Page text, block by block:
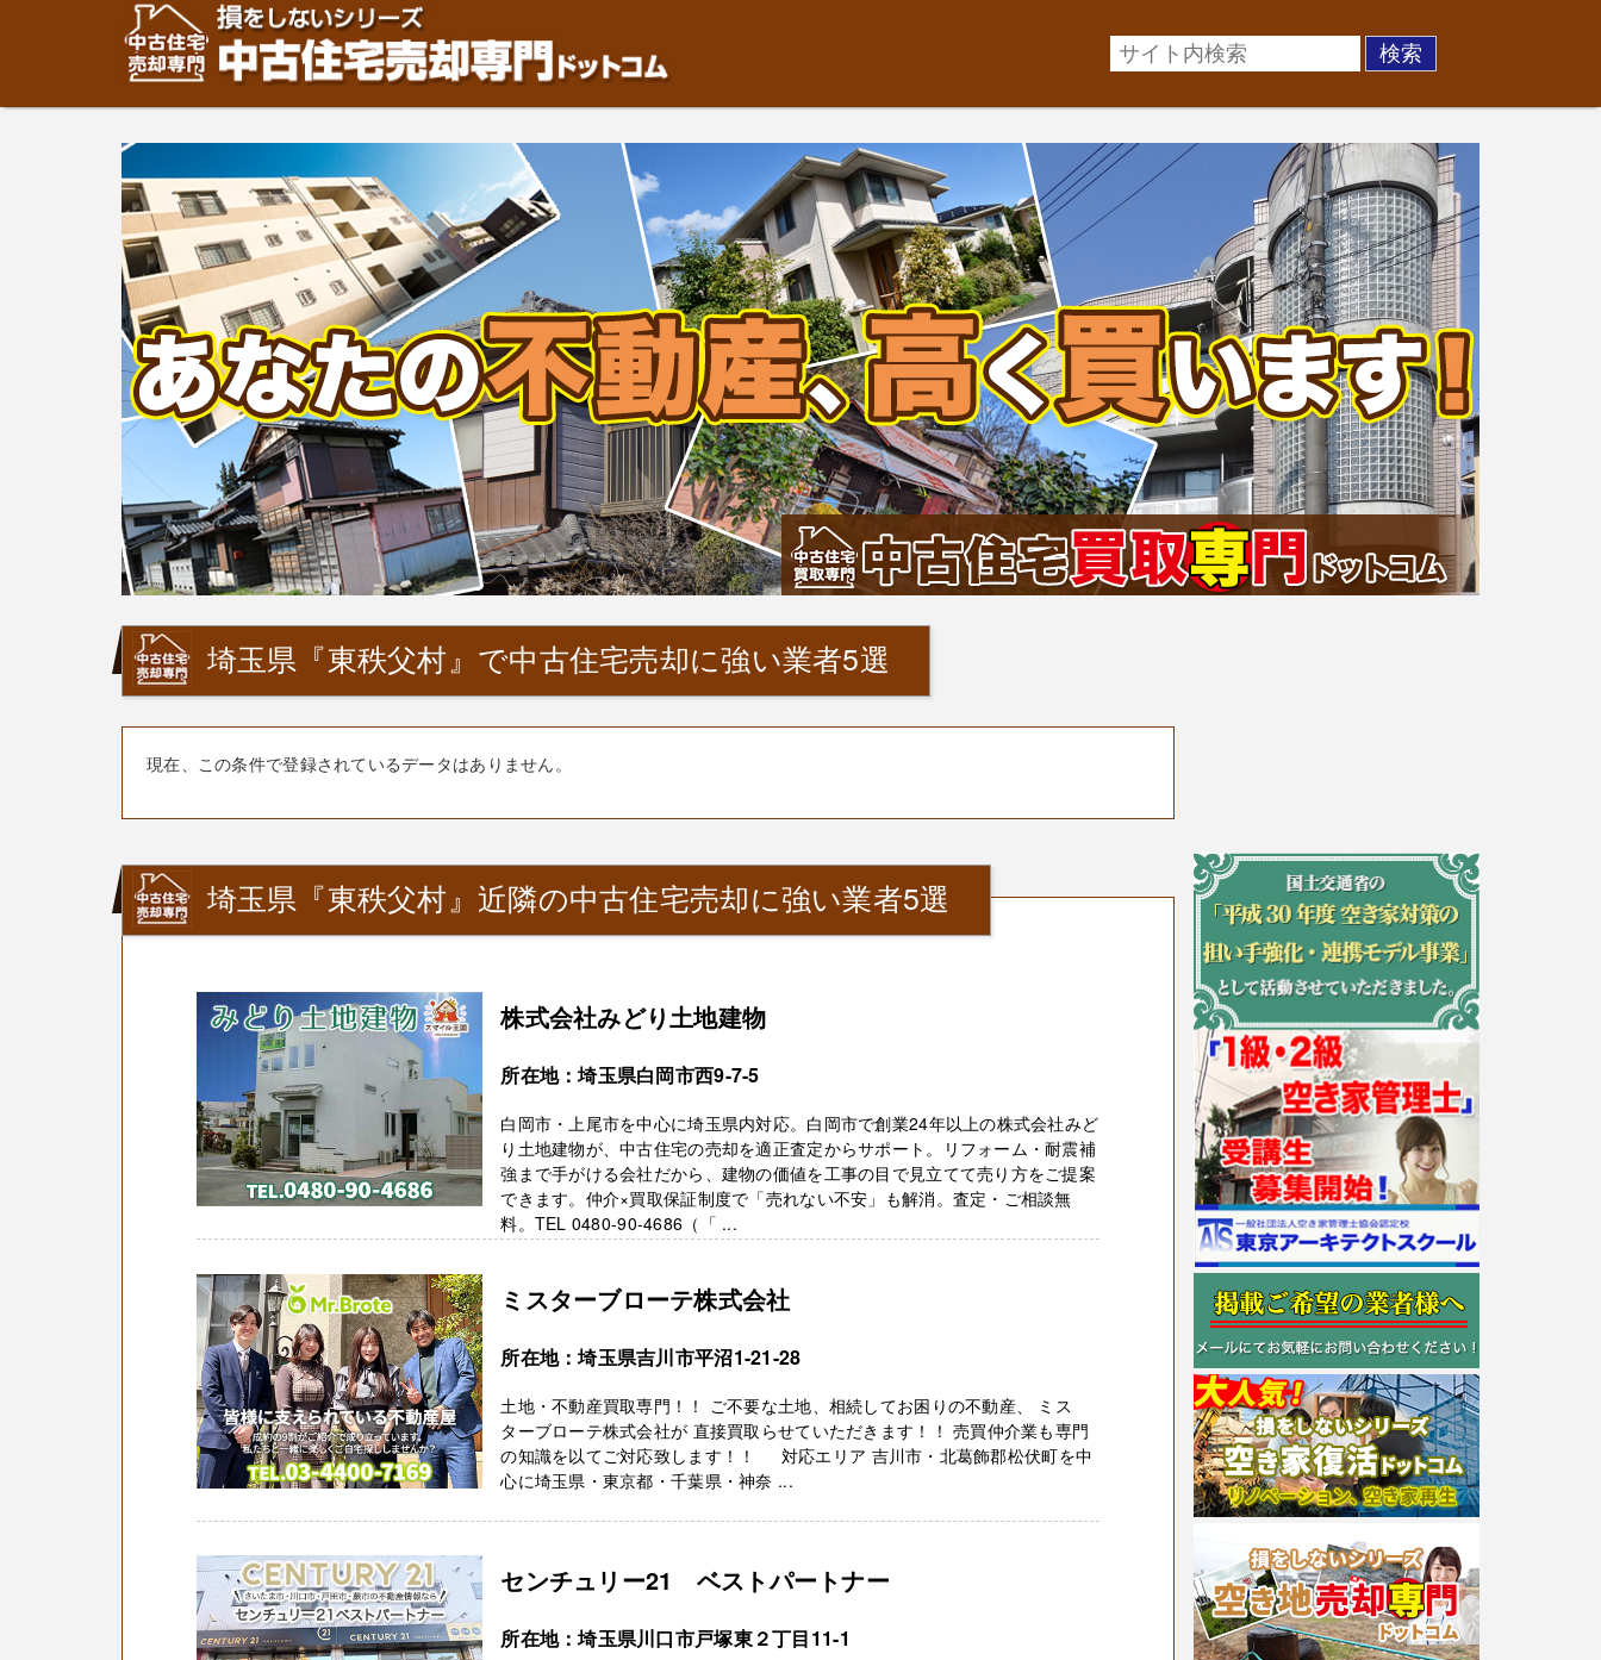
住宅・建物の「売却」は「個人」の方々が、「買取」は不動産や開発等の「業者」が物件を買います。一般的に「売却」は時間はかかるが相場に準じた売却金額、「買取」は短期ではあるが相場より
安めの売却金額と言われています。住宅・建物の売却をご検討中の方はお気軽にご相談ください。中古住宅、相続不動産など、不動産売却のお悩みを全国の専門家が解決致します！
埼玉県『東秩父村』で中古住宅売却に強い業者5選
現在、この条件で登録されているデータはありません。
埼玉県『東秩父村』近隣の中古住宅売却に強い業者5選
株式会社みどり土地建物
所在地：埼玉県白岡市西9-7-5
白岡市・上尾市を中心に埼玉県内対応。白岡市で創業24年以上の株式会社みど
り土地建物が、中古住宅の売却を適正査定からサポート。リフォーム・耐震補
強まで手がける会社だから、建物の価値を工事の目で見立てて売り方をご提案
できます。仲介×買取保証制度で「売れない不安」も解消。査定・ご相談無
料。TEL 0480-90-4686（「 ...
ミスターブローテ株式会社
所在地：埼玉県吉川市平沼1-21-28
土地・不動産買取専門！！ ご不要な土地、相続してお困りの不動産、 ミス
ターブローテ株式会社が 直接買取らせていただきます！！ 売買仲介業も専門
の知識を以てご対応致します！！ 対応エリア 吉川市・北葛飾郡松伏町を中
心に埼玉県・東京都・千葉県・神奈 ...
センチュリー21 ベストパートナー
所在地：埼玉県川口市戸塚東２丁目11-1